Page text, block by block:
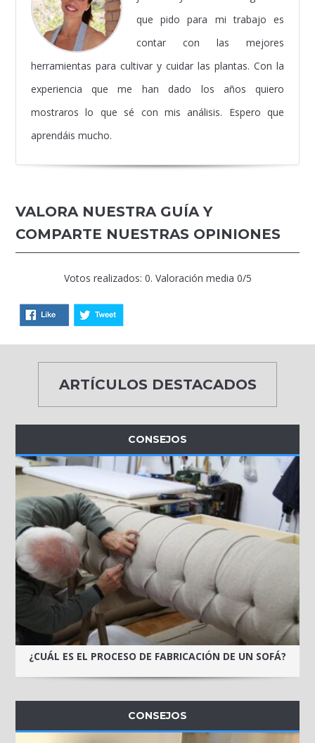
que pido para mi trabajo es
contar con las mejores
herramientas para cultivar y cuidar las plantas. Con la
experiencia que me han dado los años quiero
mostraros lo que sé con mis análisis. Espero que
aprendáis mucho.
VALORA NUESTRA GUÍA Y
COMPARTE NUESTRAS OPINIONES
Votos realizados: 0. Valoración media 0/5
ARTÍCULOS DESTACADOS
CONSEJOS
¿CUÁL ES EL PROCESO DE FABRICACIÓN DE UN SOFÁ?
CONSEJOS